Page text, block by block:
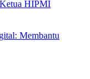
HIPMI
Membantu